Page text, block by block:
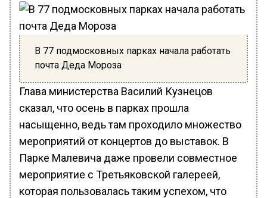
В 77 подмосковных парках начала работать
почта Деда Мороза
Глава министерства Василий Кузнецов
сказал, что осень в парках прошла
насыщенно, ведь там проходило множество
мероприятий от концертов до выставок. В
Парке Малевича даже провели совместное
мероприятие с Третьяковской галереей,
которая пользовалась таким успехом, что